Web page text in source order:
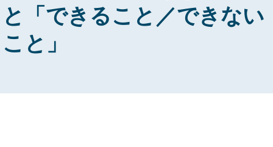
SERVICES
NEWS
と「できること／できない
こと」